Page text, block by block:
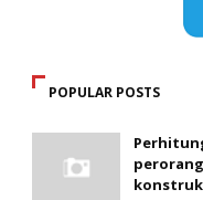
POPULAR POSTS